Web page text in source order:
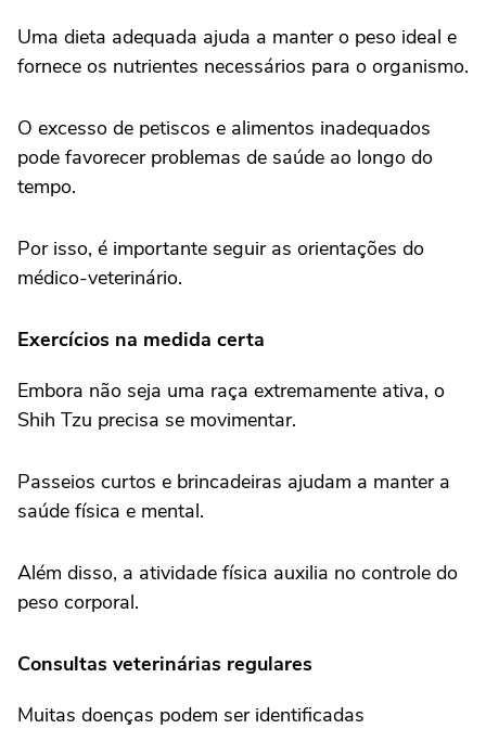
Uma dieta adequada ajuda a manter o peso ideal e
fornece os nutrientes necessários para o organismo.
O excesso de petiscos e alimentos inadequados
pode favorecer problemas de saúde ao longo do
tempo.
Por isso, é importante seguir as orientações do
médico-veterinário.
Exercícios na medida certa
Embora não seja uma raça extremamente ativa, o
Shih Tzu precisa se movimentar.
Passeios curtos e brincadeiras ajudam a manter a
saúde física e mental.
Além disso, a atividade física auxilia no controle do
peso corporal.
Consultas veterinárias regulares
Muitas doenças podem ser identificadas